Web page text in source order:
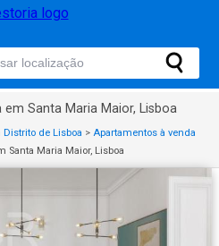
Santa Maria Maior, Lisboa
de Lisboa > Apartamentos à venda
Santa Maria Maior, Lisboa